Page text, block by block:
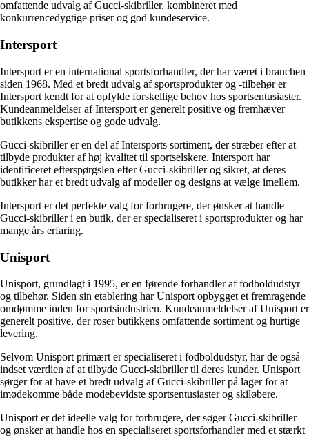
omfattende udvalg af Gucci-skibriller, kombineret med
konkurrencedygtige priser og god kundeservice.
Intersport
Intersport er en international sportsforhandler, der har været i branchen
siden 1968. Med et bredt udvalg af sportsprodukter og -tilbehør er
Intersport kendt for at opfylde forskellige behov hos sportsentusiaster.
Kundeanmeldelser af Intersport er generelt positive og fremhæver
butikkens ekspertise og gode udvalg.
Gucci-skibriller er en del af Intersports sortiment, der stræber efter at
tilbyde produkter af høj kvalitet til sportselskere. Intersport har
identificeret efterspørgslen efter Gucci-skibriller og sikret, at deres
butikker har et bredt udvalg af modeller og designs at vælge imellem.
Intersport er det perfekte valg for forbrugere, der ønsker at handle
Gucci-skibriller i en butik, der er specialiseret i sportsprodukter og har
mange års erfaring.
Unisport
Unisport, grundlagt i 1995, er en førende forhandler af fodboldudstyr
og tilbehør. Siden sin etablering har Unisport opbygget et fremragende
omdømme inden for sportsindustrien. Kundeanmeldelser af Unisport er
generelt positive, der roser butikkens omfattende sortiment og hurtige
levering.
Selvom Unisport primært er specialiseret i fodboldudstyr, har de også
indset værdien af at tilbyde Gucci-skibriller til deres kunder. Unisport
sørger for at have et bredt udvalg af Gucci-skibriller på lager for at
imødekomme både modebevidste sportsentusiaster og skiløbere.
Unisport er det ideelle valg for forbrugere, der søger Gucci-skibriller
og ønsker at handle hos en specialiseret sportsforhandler med et stærkt